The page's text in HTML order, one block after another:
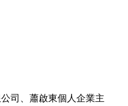
司、蕭啟東個人企業主